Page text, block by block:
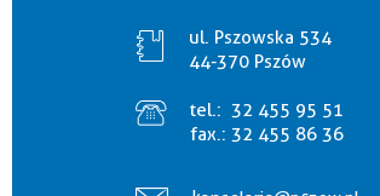
ul. Pszowska 534
44-370 Pszów
tel.: 32 455 95 51
fax.: 32 455 86 36